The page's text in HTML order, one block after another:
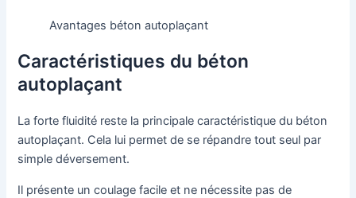
Avantages béton autoplaçant
Caractéristiques du béton
autoplaçant
La forte fluidité reste la principale caractéristique du béton
autoplaçant. Cela lui permet de se répandre tout seul par
simple déversement.
Il présente un coulage facile et ne nécessite pas de